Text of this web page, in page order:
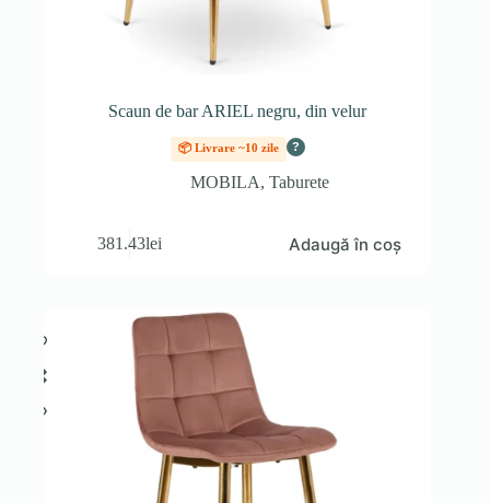
Scaun de bar ARIEL negru, din velur
📦 Livrare ~10 zile ?
MOBILA, Taburete
381.43lei Adaugă în coș